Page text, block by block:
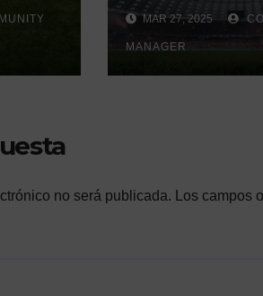
derbi
un historial
genera
MAR 27, 2025
MANAGER
no será publicada. Los campos